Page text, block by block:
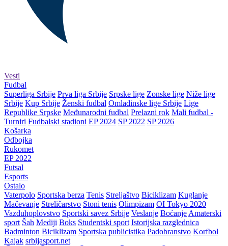
Vesti
Fudbal
Superliga Srbije Prva liga Srbije Srpske lige Zonske lige Niže lige
Srbije Kup Srbije Ženski fudbal Omladinske lige Srbije Lige
Republike Srpske Međunarodni fudbal Prelazni rok Mali fudbal -
Turniri Fudbalski stadioni EP 2024 SP 2022 SP 2026
Košarka
Odbojka
Rukomet
EP 2022
Futsal
Esports
Ostalo
Vaterpolo Sportska berza Tenis Streljaštvo Biciklizam Kuglanje
Mačevanje Streličarstvo Stoni tenis Olimpizam OI Tokyo 2020
Vazduhoplovstvo Sportski savez Srbije Veslanje Boćanje Amaterski
sport Šah Mediji Boks Studentski sport Istorijska razglednica
Badminton Biciklizam Sportska publicistika Padobranstvo Korfbol
Kajak srbijasport.net